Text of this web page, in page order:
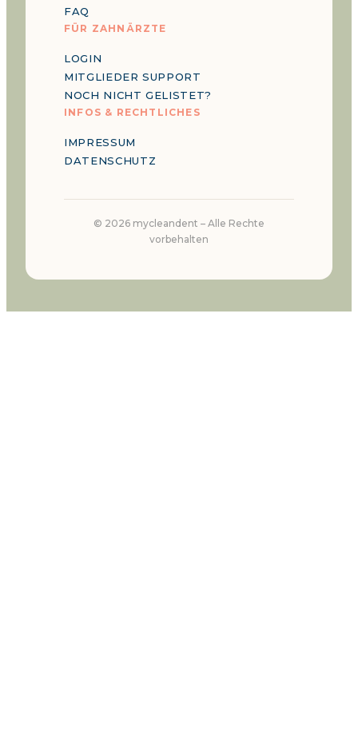
FAQ
FÜR ZAHNÄRZTE
LOGIN
MITGLIEDER SUPPORT
NOCH NICHT GELISTET?
INFOS & RECHTLICHES
IMPRESSUM
DATENSCHUTZ
© 2026 mycleandent – Alle Rechte
vorbehalten